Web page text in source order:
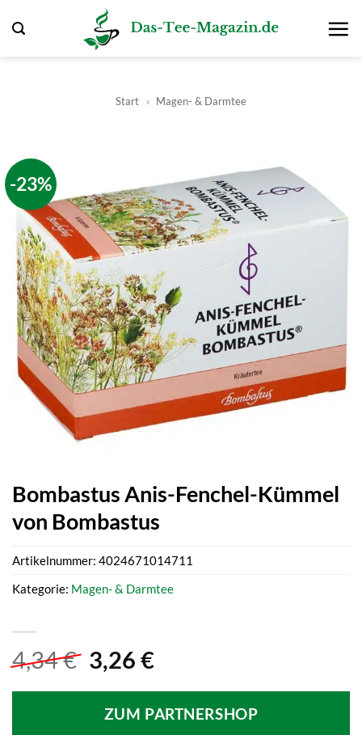
Inhalt
Start » Magen- & Darmtee
-23%
Bombastus Anis-Fenchel-Kümmel
von Bombastus
4,34€ Ursprünglicher
war:
4,34 €
3,26 €Aktueller
ist:
3,26 €.
ZUM PARTNERSHOP
Artikelnummer: 4024671014711
Kategorie: Magen- & Darmtee